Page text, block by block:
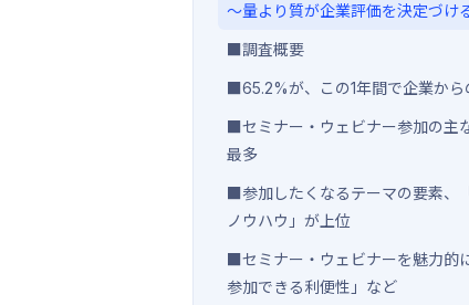
〜量より質が企業評価を決定づけ
■調査概要
■65.2%が、この1年間で企業か
■セミナー・ウェビナー参加の主
最多
■参加したくなるテーマの要素、
ノウハウ」が上位
■セミナー・ウェビナーを魅力的
参加できる利便性」など